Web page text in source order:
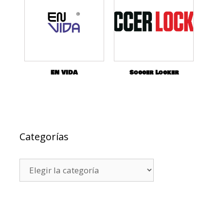
EN VIDA Soccer Locker
Categorías